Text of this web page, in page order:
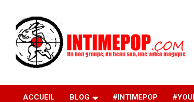
contenu
intimepop.com
musiques actuelles pop rock, post-rock, indé sur Lyon.
concert lyon
ACCUEIL BLOG #INTIMEPOP